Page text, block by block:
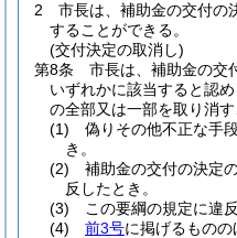
2
市長は、補助金の交付の
することができる。
(交付決定の取消し)
第8条
市長は、補助金の交
いずれかに該当すると認
の全部又は一部を取り消す
(1)
偽りその他不正な手
き。
(2)
補助金の交付の決定
反したとき。
(3)
この要綱の規定に違
(4)
前3号に掲げるもの